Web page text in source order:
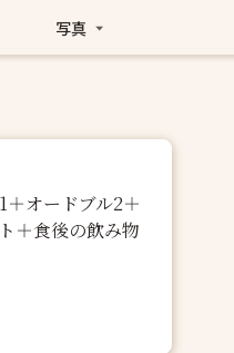
写真
オードブル2＋
＋食後の飲み物